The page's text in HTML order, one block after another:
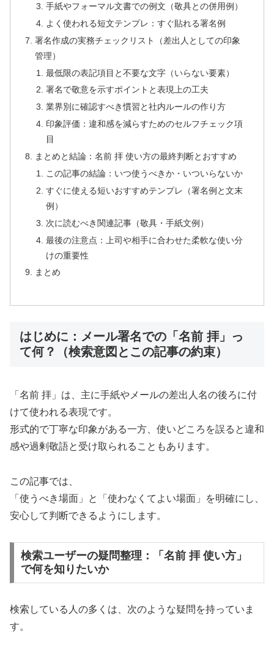
手紙やフォーマル文書での例文（敬具との併用例）
よく使われる短文テンプレ：すぐ貼れる署名例
署名作成の実務チェックリスト（差出人としての印象
管理）
最低限の表記項目と不要な文字（いらない要素）
署名で敬意を示すポイントと表現上の工夫
業界別に確認すべき慣習と社内ルールの作り方
印象評価：違和感を減らすためのセルフチェック項
目
まとめと結論：名前 拝 使い方の最終判断とおすすめ
この記事の結論：いつ使うべきか・いついらないか
すぐに使える短いおすすめテンプレ（署名例と文末
例）
次に読むべき関連記事（敬具・手紙文例）
最後の注意点：上司や相手に合わせた柔軟な使い分
けの重要性
まとめ
はじめに：メール署名での「名前 拝」っ
て何？（検索意図とこの記事の約束）
「名前 拝」は、主に手紙やメールの差出人名の後ろに付
けて使われる表現です。
形式的で丁寧な印象がある一方、使いどころを誤ると違和
感や過剰敬語と受け取られることもあります。
この記事では、
「使うべき場面」と「使わなくてよい場面」を明確にし、
安心して判断できるようにします。
検索ユーザーの疑問整理：「名前 拝 使い方」
で何を知りたいか
検索している人の多くは、次のような疑問を持っていま
す。